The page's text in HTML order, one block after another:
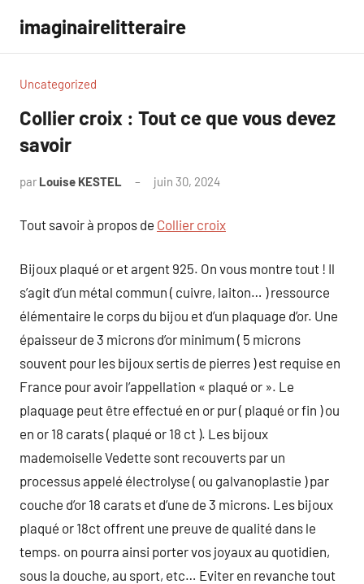
contenu
imaginairelitteraire
Uncategorized
Collier croix : Tout ce que vous devez
savoir
par Louise KESTEL juin 30, 2024
Tout savoir à propos de Collier croix
Bijoux plaqué or et argent 925. On vous montre tout ! Il
s’agit d’un métal commun ( cuivre, laiton… ) ressource
élémentaire le corps du bijou et d’un plaquage d’or. Une
épaisseur de 3 microns d’or minimum ( 5 microns
souvent pour les bijoux sertis de pierres ) est requise en
France pour avoir l’appellation « plaqué or ». Le
plaquage peut être effectué en or pur ( plaqué or fin ) ou
en or 18 carats ( plaqué or 18 ct ). Les bijoux
mademoiselle Vedette sont recouverts par un
processus appelé électrolyse ( ou galvanoplastie ) par
couche d’or 18 carats et d’une de 3 microns. Les bijoux
plaqué or 18ct offrent une preuve de qualité dans le
temps. on pourra ainsi porter vos joyaux au quotidien,
sous la douche, au sport, etc… Eviter en revanche tout